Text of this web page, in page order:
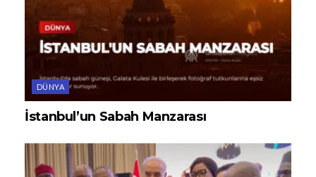
DÜNYA
İstanbul’un Sabah Manzarası